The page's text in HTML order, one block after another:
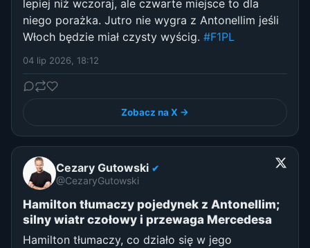
lepiej niż wczoraj, ale czwarte miejsce to dla
niego porażka. Jutro nie wygra z Antonellim jeśli
Włoch będzie miał czysty wyścig. #F1PL
04 lip 2026, 18:12
Zobacz na X →
Cezary Gutowski ✔
@CezaryGutowski
Hamilton tłumaczy pojedynek z Antonellim;
silny wiatr czołowy i przewaga Mercedesa
Hamilton tłumaczy, co działo się w jego